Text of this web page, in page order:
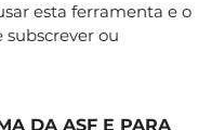
esta ferramenta e o
ou
DA ASF E PARA